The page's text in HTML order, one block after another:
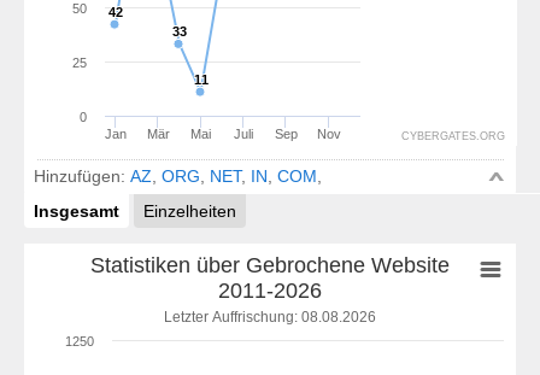
42
42
33
33
11
11
Jan Mär Mai Juli Sep Nov
0
50
25
CYBERGATES.ORG
Hinzufügen: AZ ORG NET, IN COM
Insgesamt
Einzelheiten
Statistiken über Gebrochene Website
2011-2026
Letzter Auffrischung: 08.08.2026
1250